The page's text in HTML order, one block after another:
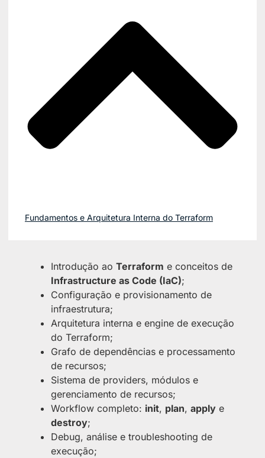
Fundamentos e Arquitetura Interna do Terraform
Introdução ao Terraform e conceitos de
Infrastructure as Code (IaC);
Configuração e provisionamento de
infraestrutura;
Arquitetura interna e engine de execução
do Terraform;
Grafo de dependências e processamento
de recursos;
Sistema de providers, módulos e
gerenciamento de recursos;
Workflow completo: init, plan, apply e
destroy;
Debug, análise e troubleshooting de
execução;